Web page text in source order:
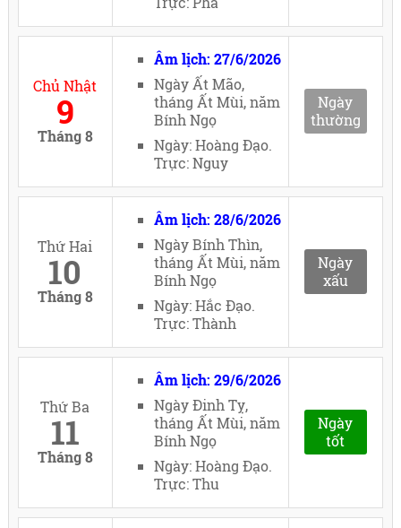
Chủ Nhật
9
Tháng 8
Âm lịch: 27/6/2026
Ngày Ất Mão,
tháng Ất Mùi, năm
Bính Ngọ
Ngày: Hoàng Đạo.
Trực: Nguy
Ngày
thường
Thứ Hai
10
Tháng 8
Âm lịch: 28/6/2026
Ngày Bính Thìn,
tháng Ất Mùi, năm
Bính Ngọ
Ngày: Hắc Đạo.
Trực: Thành
Ngày
xấu
Thứ Ba
11
Tháng 8
Âm lịch: 29/6/2026
Ngày Đinh Tỵ,
tháng Ất Mùi, năm
Bính Ngọ
Ngày: Hoàng Đạo.
Trực: Thu
Ngày
tốt